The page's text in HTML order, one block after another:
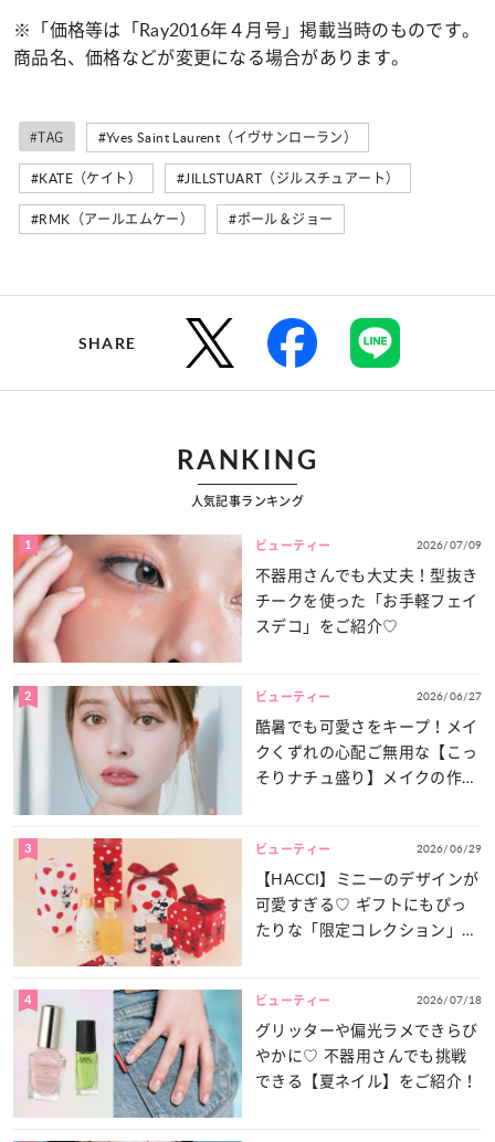
※「価格等は「Ray2016年４月号」掲載当時のものです。
商品名、価格などが変更になる場合があります。
#TAG #Yves Saint Laurent（イヴサンローラン）
#KATE（ケイト） #JILLSTUART（ジルスチュアート）
#RMK（アールエムケー） #ポール＆ジョー
SHARE
RANKING
人気記事ランキング
1 ビューティー 2026/07/09
不器用さんでも大丈夫！型抜き
チークを使った「お手軽フェイ
スデコ」をご紹介♡
2 ビューティー 2026/06/27
酷暑でも可愛さをキープ！メイ
クくずれの心配ご無用な【こっ
そりナチュ盛り】メイクの作り
3 ビューティー 2026/06/29
【HACCI】ミニーのデザインが
可愛すぎる♡ ギフトにもぴっ
たりな「限定コレクション」が
4 ビューティー 2026/07/18
グリッターや偏光ラメできらび
やかに♡ 不器用さんでも挑戦
できる【夏ネイル】をご紹介！